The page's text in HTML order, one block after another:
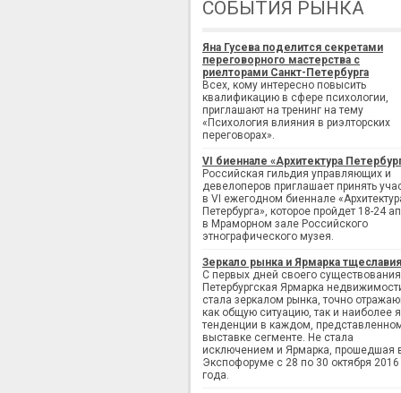
СОБЫТИЯ РЫНКА
Яна Гусева поделится секретами
переговорного мастерства с
риелторами Санкт-Петербурга
Всех, кому интересно повысить
квалификацию в сфере психологии,
приглашают на тренинг на тему
«Психология влияния в риэлторских
переговорах».
VI биеннале «Архитектура
Российская гильдия управляющих и
девелоперов приглашает принять
в VI ежегодном биеннале
Петербурга», которое пройдет 18-24
в Мраморном зале Российского
этнографического музея.
Зеркало рынка и Ярмарка тщеславия
С первых дней своего существования
Петербургская Ярмарка
стала зеркалом рынка, точно
как общую ситуацию, так и наиболее
тенденции в каждом,
выставке сегменте. Не стала
исключением и Ярмарка, прошедшая
Экспофоруме с 28 по 30 октября 2016
года.